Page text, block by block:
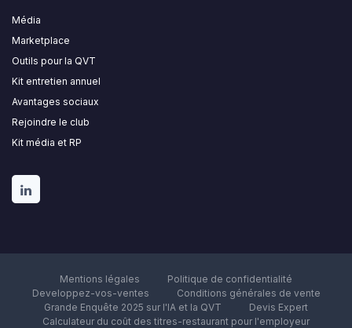
Média
Marketplace
Outils pour la QVT
Kit entretien annuel
Avantages sociaux
Rejoindre le club
Kit média et RP
Mentions légales
Politique de confidentialité
Developpez-vos-ventes
Conditions générales de vente
Grande Enquête 2025 sur l'IA et la QVT
Devis Expert
Calculateur du coût des titres-restaurant pour l'employeur